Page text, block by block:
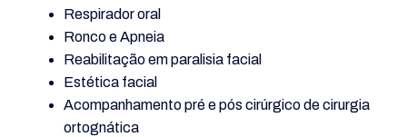
Respirador oral
Ronco e Apneia
Reabilitação em paralisia facial
Estética facial
Acompanhamento pré e pós cirúrgico de cirurgia
ortognática